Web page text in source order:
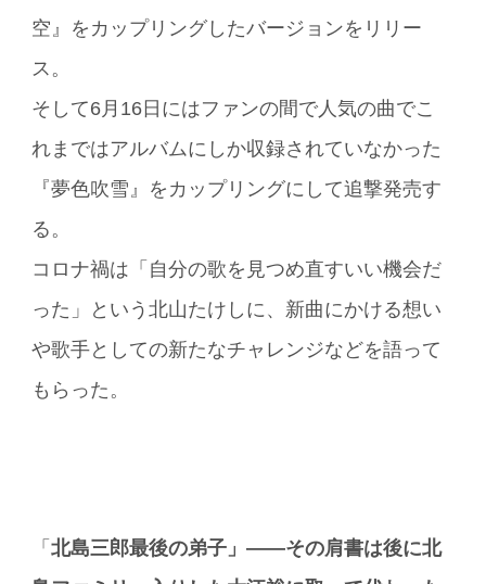
空』をカップリングしたバージョンをリリー
ス。
そして6月16日にはファンの間で人気の曲でこ
れまではアルバムにしか収録されていなかった
『夢色吹雪』をカップリングにして追撃発売す
る。
コロナ禍は「自分の歌を見つめ直すいい機会だ
った」という北山たけしに、新曲にかける想い
や歌手としての新たなチャレンジなどを語って
もらった。
「北島三郎最後の弟子」――その肩書は後に北